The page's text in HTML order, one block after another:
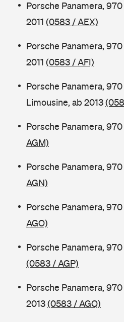
Porsche Panamera,
2011 (0583 / AEX)
Porsche Panamera,
2011 (0583 / AFI)
Porsche Panamera,
Limousine, ab 2013
Porsche Panamera,
AGM)
Porsche Panamera,
AGN)
Porsche Panamera,
AGO)
Porsche Panamera,
(0583 / AGP)
Porsche Panamera,
2013(0583 / AGQ)